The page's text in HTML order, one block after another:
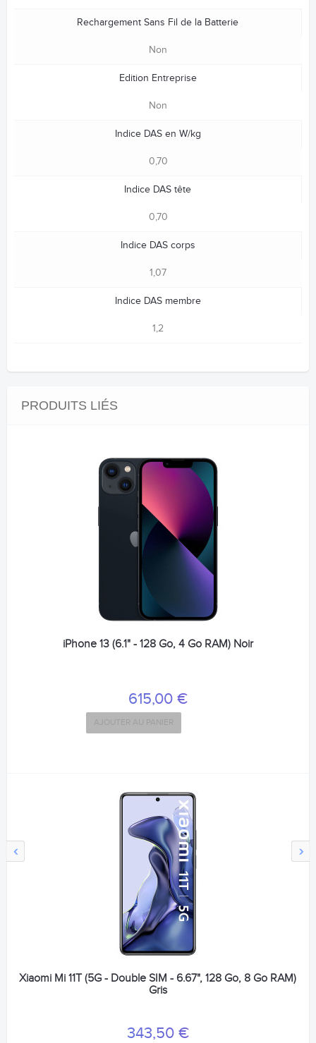
Rechargement Sans Fil de la Batterie
Non
Edition Entreprise
Non
Indice DAS en W/kg
0,70
Indice DAS tête
0,70
Indice DAS corps
1,07
Indice DAS membre
1,2
PRODUITS LIÉS
‹ ›
iPhone 13 (6.1" - 128 Go, 4 Go RAM) Noir
615,00 €
AJOUTER AU PANIER
Xiaomi Mi 11T (5G - Double SIM - 6.67", 128 Go, 8 Go RAM)
Gris
343,50 €